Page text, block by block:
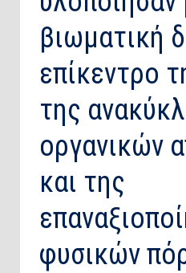
βιωματική
επίκεντρο
της
οργανικών
και της
φυσικών